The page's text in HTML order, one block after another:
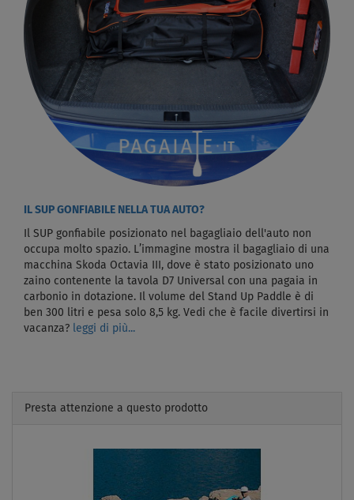
IL SUP GONFIABILE NELLA TUA AUTO?
Il SUP gonfiabile posizionato nel bagagliaio dell'auto non
occupa molto spazio. L’immagine mostra il bagagliaio di una
macchina Skoda Octavia III, dove è stato posizionato uno
zaino contenente la tavola D7 Universal con una pagaia in
carbonio in dotazione. Il volume del Stand Up Paddle è di
ben 300 litri e pesa solo 8,5 kg. Vedi che è facile divertirsi in
vacanza? leggi di più...
Presta attenzione a questo prodotto